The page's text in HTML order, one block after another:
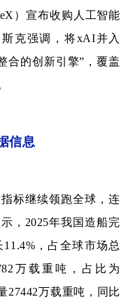
）宣布收购人工智能
克强调，将xAI并入
合的创新引擎”，覆盖
信息
标继续领跑全球，连
，2025年我国造船完
，占全球市场总
万载重吨，占比为
27442万载重吨，同比